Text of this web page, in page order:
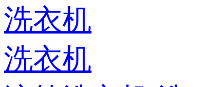
洗衣机
洗衣机